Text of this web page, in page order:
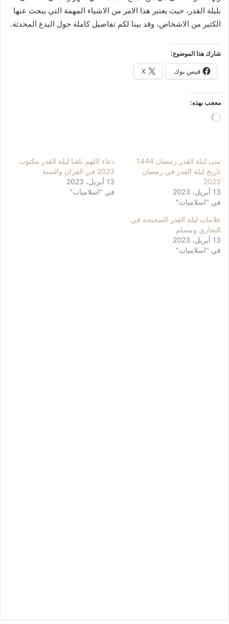
بليلة القدر، حيث يعتبر هذا الامر من الاشياء المهمة التي يبحث عنها
الكثير من الاشخاص، وقد بينا لكم تفاصيل كاملة حول البدع المحدثة.
شارك هذا الموضوع:
فيس بوك X
معجب بهذه:
جاري
متى ليلة القدر رمضان 1444
تاريخ ليلة القدر في رمضان
2023
13 أبريل، 2023
في "اسلاميات"
دعاء اللهم بلغنا ليلة القدر مكتوب
2023 في القران والسنة
13 أبريل، 2023
في "اسلاميات"
علامات ليلة القدر الصحيحة في
البخاري ومسلم
13 أبريل، 2023
في "اسلاميات"